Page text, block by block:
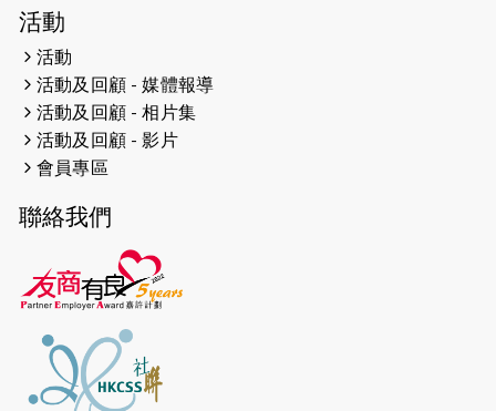
2026-04-19
2026-04-16
猛龍長跑隊恆常練習 - 4月16日
（19:00開始）
2026-04-12
2026-04-11
2026-04-10 太古家＋賞系列：漫步魔術與音樂
2026-04-09
2026-04-02
活動
活動
活動及回顧 - 媒體報導
活動及回顧 - 相片集
活動及回顧 - 影片
會員專區
聯絡我們